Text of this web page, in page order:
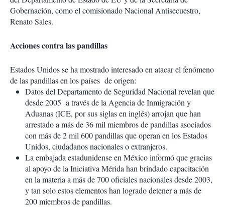
Gobernación, como el comisionado Nacional Antisecuestro,
Renato Sales.
Acciones contra las pandillas
Estados Unidos se ha mostrado interesado en atacar el fenómeno
de las pandillas en los países de origen:
Datos del Departamento de Seguridad Nacional revelan que
desde 2005 a través de la Agencia de Inmigración y
Aduanas (ICE, por sus siglas en inglés) arrojan que han
arrestado a más de 36 mil miembros de pandillas asociados
con más de 2 mil 600 pandillas que operan en los Estados
Unidos, ciudadanos nacionales o extranjeros.
La embajada estadunidense en México informó que gracias
al apoyo de la Iniciativa Mérida han brindado capacitación
en la materia a más de 700 oficiales nacionales desde 2003,
y tan solo estos elementos han logrado detener a más de
200 miembros de pandillas.